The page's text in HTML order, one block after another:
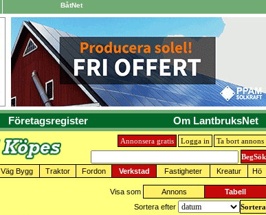
BåtNet
Företagsregister Om LantbruksNet
Annonsera gratis Logga in Ta bort annons
Väg Bygg Traktor Fordon Verkstad Fastigheter Kreatur Hö
Visa som Annons
Tabell
Sortera efter